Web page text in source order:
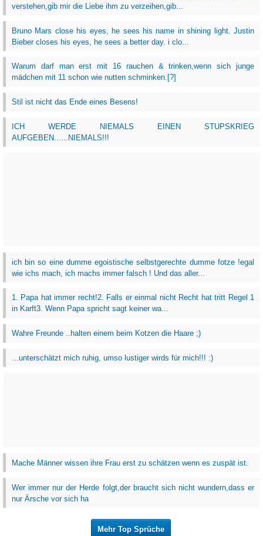
verstehen,gib mir die Liebe ihm zu verzeihen,gib...
Bruno Mars close his eyes, he sees his name in shining light. Justin
Bieber closes his eyes, he sees a better day. i clo...
Warum darf man erst mit 16 rauchen & trinken,wenn sich junge
mädchen mit 11 schon wie nutten schminken.[?]
Stil ist nicht das Ende eines Besens!
ICH WERDE NIEMALS EINEN STUPSKRIEG
AUFGEBEN......NIEMALS!!!
ich bin so eine dumme egoistische selbstgerechte dumme fotze !egal
wie ichs mach, ich machs immer falsch ! Und das aller...
1. Papa hat immer recht!2. Falls er einmal nicht Recht hat tritt Regel 1
in Karft3. Wenn Papa spricht sagt keiner wa...
Wahre Freunde ..halten einem beim Kotzen die Haare ;)
...unterschätzt mich ruhig, umso lustiger wirds für mich!!! :)
Mache Männer wissen ihre Frau erst zu schätzen wenn es zuspät ist.
Wer immer nur der Herde folgt,der braucht sich nicht wundern,dass er
nur Ärsche vor sich ha
Mehr Top Sprüche